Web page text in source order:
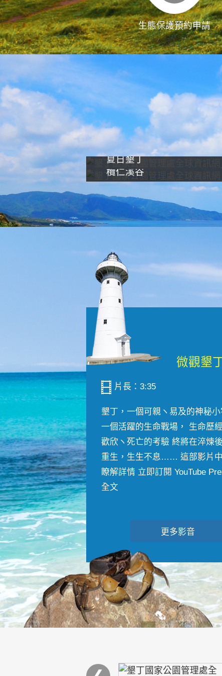
生態保護預約申請
夏日墾丁
欖仁溪谷
片長：3:35
墾丁，一個可親ヽ易及的神秘小
一個活躍的生命戰場， 生命歷
歡欣ヽ死亡的考驗 終將在淬煉
重生，生生不息…… 這部影片
瞭解詳情 立即訂閱 YouTube
全文
更多影音